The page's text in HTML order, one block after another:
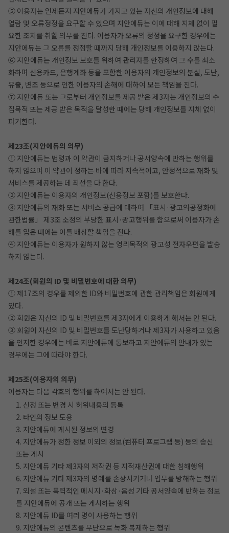
⑤ 이용자는 언제든지 지안에듀가 가지고 있는 자신의 개인정보에 대해
열람 및 오류정정을 요구할 수 있으며 지안에듀는 이에 대해 지체 없이 필
요한 조치를 취할 의무를 진다. 이용자가 오류의 정정을 요구한 경우에는
지안에듀는 그 오류를 정정할 때까지 당해 개인정보를 이용하지 않는다.
⑥ 지안에듀는 개인정보 보호를 위하여 관리자를 한정하여 그 수를 최소
화하며 신용카드, 은행계좌 등을 포함한 이용자의 개인정보의 분실, 도난,
유출, 변조 등으로 인한 이용자의 손해에 대하여 모든 책임을 진다.
⑦ 지안에듀 또는 그로부터 개인정보를 제공 받은 제3자는 개인정보의 수
집목적 또는 제공 받은 목적을 달성한 때에는 당해 개인정보를 지체 없이
파기한다.
제23조(지안에듀의 의무)
① 지안에듀는 법령과 이 약관이 금지하거나 공서양속에 반하는 행위를
하지 않으며 이 약관이 정하는 바에 따라 지속적이고, 안정적으로 재화 및
서비스를 제공하는 데 최선을 다 한다.
② 지안에듀는 이용자의 개인정보(신용정보 포함)를 보호한다.
③ 지안에듀의 재화 또는 서비스 공급에 대하여 「표시·광고의공정화에
관한법률」 제3조 소정의 부당한 표시·광고행위를 함으로써 이용자가 손
해를 입은 때에는 이를 배상할 책임을 진다.
④ 지안에듀는 이용자가 원하지 않는 영리목적의 광고성 전자우편을 발송
하지 않는다.
제24조(회원의 ID 및 비밀번호에 대한 의무)
① 제17조의 경우를 제외한 ID와 비밀번호에 관한 관리책임은 회원에게
있다.
② 회원은 자신의 ID 및 비밀번호를 제3자에게 이용하게 해서는 안 된다.
③ 회원이 자신의 ID 및 비밀번호를 도난당하거나 제3자가 사용하고 있음
을 인지한 경우에는 바로 지안에듀에 통보하고 지안에듀의 안내가 있는
경우에는 그에 따라야 한다.
제25조(이용자의 의무)
이용자는 다음 각호의 행위를 하여서는 안 된다.
1. 신청 또는 변경 시 허위내용의 등록
2. 타인의 정보 도용
3. 지안에듀에 게시된 정보의 변경
4. 지안에듀가 정한 정보 이외의 정보(컴퓨터 프로그램 등) 등의 송신
또는 게시
5. 지안에듀 기타 제3자의 저작권 등 지적재산권에 대한 침해행위
6. 지안에듀 기타 제3자의 명예를 손상시키거나 업무를 방해하는 행위
7. 외설 또는 폭력적인 메시지·화상·음성 기타 공서양속에 반하는 정보
를 지안에듀에 공개 또는 게시하는 행위
8. 지안에듀 ID를 여러 명이 사용하는 행위
9. 지안에듀의 콘텐츠를 무단으로 녹화 복제하는 행위